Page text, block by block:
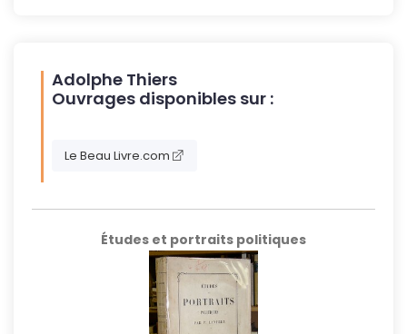
Adolphe Thiers
Ouvrages disponibles sur :
Le Beau Livre.com
Études et portraits politiques